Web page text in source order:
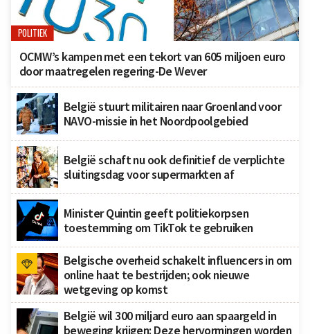
POLITIEK
OCMW’s kampen met een tekort van 605 miljoen euro
door maatregelen regering-De Wever
België stuurt militairen naar Groenland voor
NAVO-missie in het Noordpoolgebied
België schaft nu ook definitief de verplichte
sluitingsdag voor supermarkten af
Minister Quintin geeft politiekorpsen
toestemming om TikTok te gebruiken
Belgische overheid schakelt influencers in om
online haat te bestrijden; ook nieuwe
wetgeving op komst
België wil 300 miljard euro aan spaargeld in
beweging krijgen: Deze hervormingen worden